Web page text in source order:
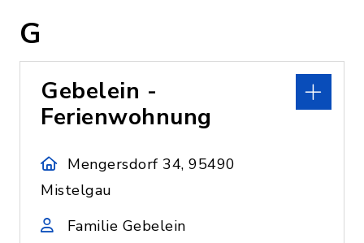
G
Gebelein -
Ferienwohnung
Mengersdorf 34, 95490
Mistelgau
Familie Gebelein